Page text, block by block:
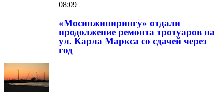
08:09
«Мосинжинирингу» отдали
продолжение ремонта тротуаров на
ул. Карла Маркса со сдачей через
год